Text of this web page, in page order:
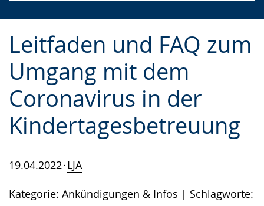
Leitfaden und FAQ zum
Umgang mit dem
Coronavirus in der
Kindertagesbetreuung
19.04.2022 LJA
Kategorie: Ankündigungen & Infos
Schlagworte: